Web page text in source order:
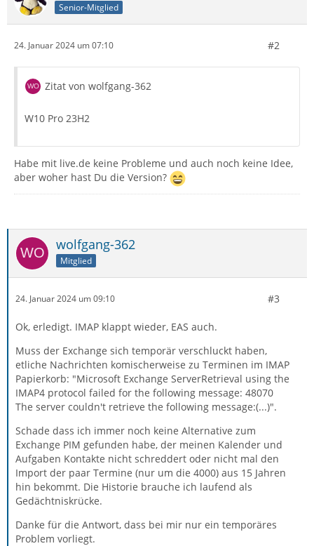
Senior-Mitglied
24. Januar 2024 um 07:10 #2
Zitat von wolfgang-362
W10 Pro 23H2
Habe mit live.de keine Probleme und auch noch keine Idee,
aber woher hast Du die Version?
wolfgang-362
Mitglied
24. Januar 2024 um 09:10 #3
Ok, erledigt. IMAP klappt wieder, EAS auch.
Muss der Exchange sich temporär verschluckt haben,
etliche Nachrichten komischerweise zu Terminen im IMAP
Papierkorb: "Microsoft Exchange ServerRetrieval using the
IMAP4 protocol failed for the following message: 48070
The server couldn't retrieve the following message:(...)".
Schade dass ich immer noch keine Alternative zum
Exchange PIM gefunden habe, der meinen Kalender und
Aufgaben Kontakte nicht schreddert oder nicht mal den
Import der paar Termine (nur um die 4000) aus 15 Jahren
hin bekommt. Die Historie brauche ich laufend als
Gedächtniskrücke.
Danke für die Antwort, dass bei mir nur ein temporäres
Problem vorliegt.